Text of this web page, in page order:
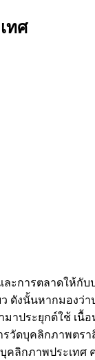
ทศ
ารตลาดให้กับ
งนั้นหากมองว่
ประยุกต์ใช้ เ
วัดบุคลิกภาพต
ลิกภาพประเท